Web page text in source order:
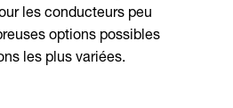
les conducteurs peu
options possibles
les plus variées.